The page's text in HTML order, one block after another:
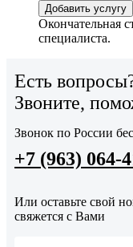
Добавить услугу
Окончательная
специалиста.
Есть
Звоните,
Звонок по России
+7 (963) 064-
Или оставьте свой
свяжется с Вами